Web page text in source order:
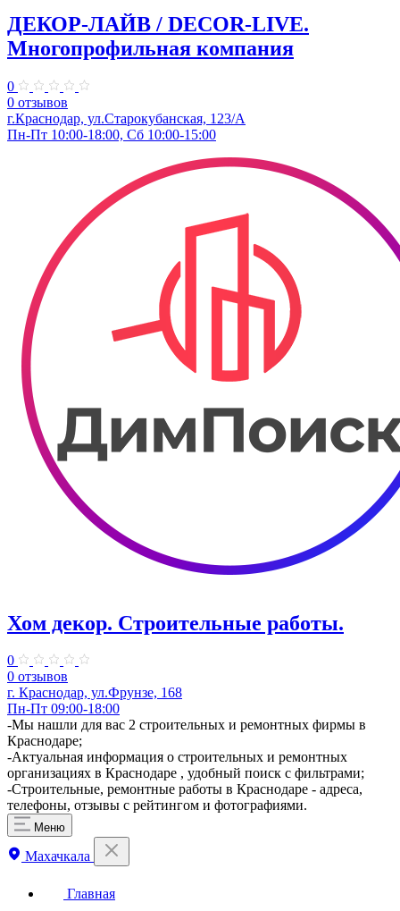
ДЕКОР-ЛАЙВ / DECOR-LIVE.
Многопрофильная компания
0
0 отзывов
г.Краснодар, ул.Старокубанская, 123/А
Пн-Пт 10:00-18:00, Сб 10:00-15:00
Хом декор. Строительные работы.
0
0 отзывов
г. Краснодар, ул.Фрунзе, 168
Пн-Пт 09:00-18:00
-Мы нашли для вас 2 строительных и ремонтных фирмы в
Краснодаре;
-Актуальная информация о строительных и ремонтных
организациях в Краснодаре , удобный поиск с фильтрами;
-Строительные, ремонтные работы в Краснодаре - адреса,
телефоны, отзывы с рейтингом и фотографиями.
Меню
Махачкала
Главная